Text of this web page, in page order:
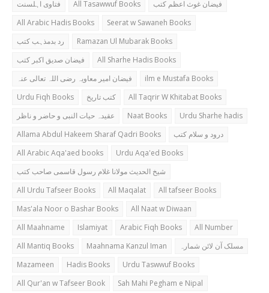
فتاوی اہلسنت
All Tasawwuf Books
فیضان غوث اعظم کتب
All Arabic Hadis Books
Seerat w Sawaneh Books
رد بدمذہب کتب
Ramazan Ul Mubarak Books
فیضان صدیق اکبر کتب
All Sharhe Hadis Books
فیضان امیر معاویہ رضی اللہ تعالی عنہ
ilm e Mustafa Books
Urdu Fiqh Books
کتب تاریخ
All Taqrir W Khitabat Books
عقیدہ حیات النبی و حاضر و ناظر
Naat Books
Urdu Sharhe hadis
Allama Abdul Hakeem Sharaf Qadri Books
درود و سلام کتب
All Arabic Aqa'aed books
Urdu Aqa'ed Books
شیخ الحدیث مولانا غلام رسول قاسمی صاحب کتب
All Urdu Tafseer Books
All Maqalat
All tafseer Books
Mas'ala Noor o Bashar Books
All Naat w Diwaan
All Maahname
Islamiyat Arabic Fiqh Books
All Number
All Mantiq Books
Maahnama Kanzul Iman
مسلک آن لائن شمارہ
Mazameen
Hadis Books
Urdu Taswwuf Books
All Qur'an w Tafseer Book
Sah Mahi Pegham e Nipal